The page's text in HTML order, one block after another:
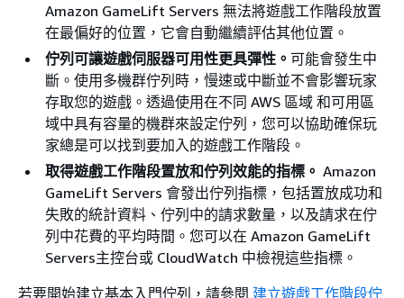
Amazon GameLift Servers 無法將遊戲工作階段放置
在最偏好的位置，它會自動繼續評估其他位置。
佇列可讓遊戲伺服器可用性更具彈性。 可能會發生中
斷。使用多機群佇列時，慢速或中斷並不會影響玩家
存取您的遊戲。透過使用在不同 AWS 區域 和可用區
域中具有容量的機群來設定佇列，您可以協助確保玩
家總是可以找到要加入的遊戲工作階段。
取得遊戲工作階段置放和佇列效能的指標。 Amazon
GameLift Servers 會發出佇列指標，包括置放成功和
失敗的統計資料、佇列中的請求數量，以及請求在佇
列中花費的平均時間。您可以在 Amazon GameLift
Servers主控台或 CloudWatch 中檢視這些指標。
若要開始建立基本入門佇列，請參閱 建立遊戲工作階段佇